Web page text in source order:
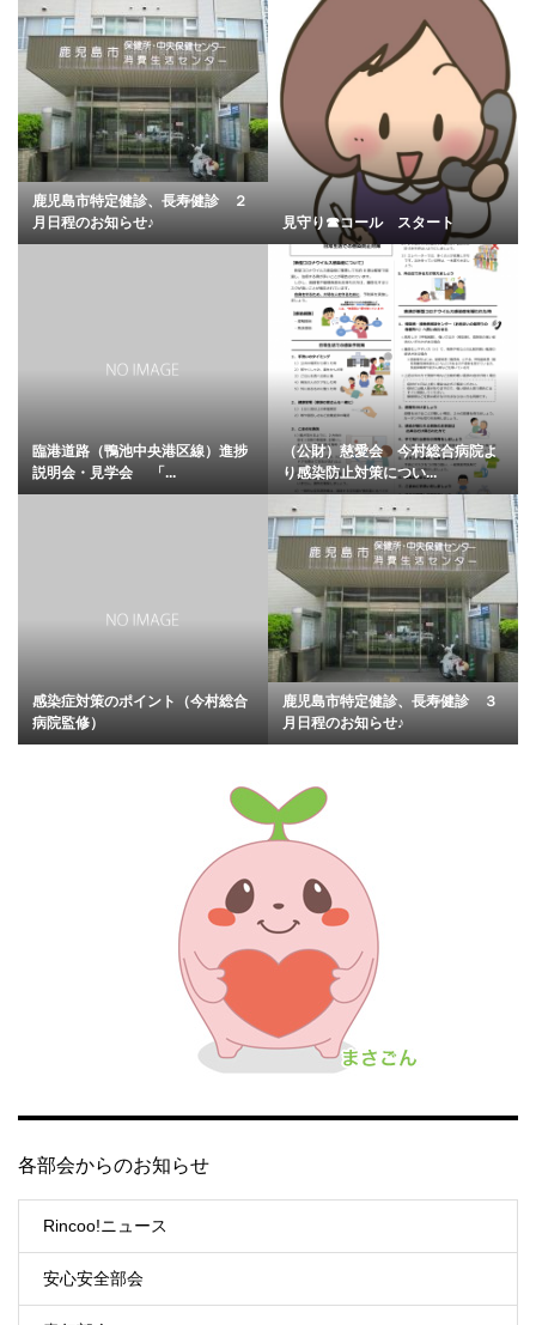
鹿児島市特定健診、長寿健診 ２
月日程のお知らせ♪
見守り☎︎コール スタート
臨港道路（鴨池中央港区線）進捗
説明会・見学会 「...
（公財）慈愛会 今村総合病院よ
り感染防止対策につい...
感染症対策のポイント（今村総合
病院監修）
鹿児島市特定健診、長寿健診 ３
月日程のお知らせ♪
各部会からのお知らせ
Rincoo!ニュース
安心安全部会